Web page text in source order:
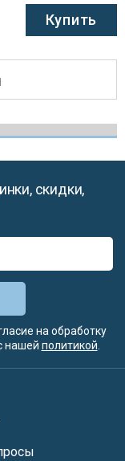
Купить
скидки,
на обработку
нашей политикой